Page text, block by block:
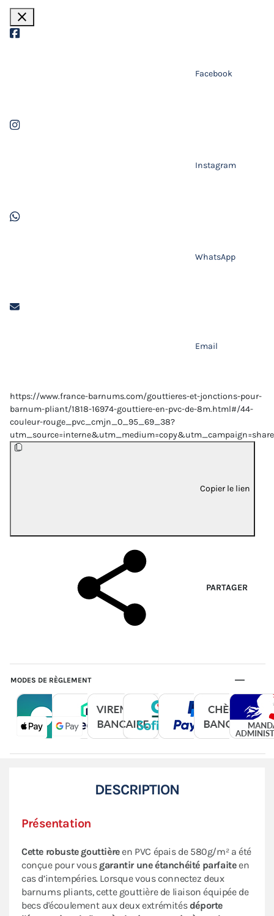
close
Facebook
Instagram
WhatsApp
Email
https://www.france-barnums.com/gouttieres-et-jonctions-pour-
barnum-pliant/1818-16974-gouttiere-en-pvc-de-8m.html#/44-
couleur-rouge_pvc_cmjn_0_95_69_38?
Copier le lien
PARTAGER
MODES DE RÈGLEMENT
DESCRIPTION
Présentation
Cette robuste gouttièreen PVC épais de 580g/m² a été
conçue pour vousgarantir une étanchéité parfaiteen
cas d’intempéries. Lorsque vous connectez deux
barnums pliants, cette gouttière de liaison équipée de
becs d'écoulement aux deux extrémitésdéporte